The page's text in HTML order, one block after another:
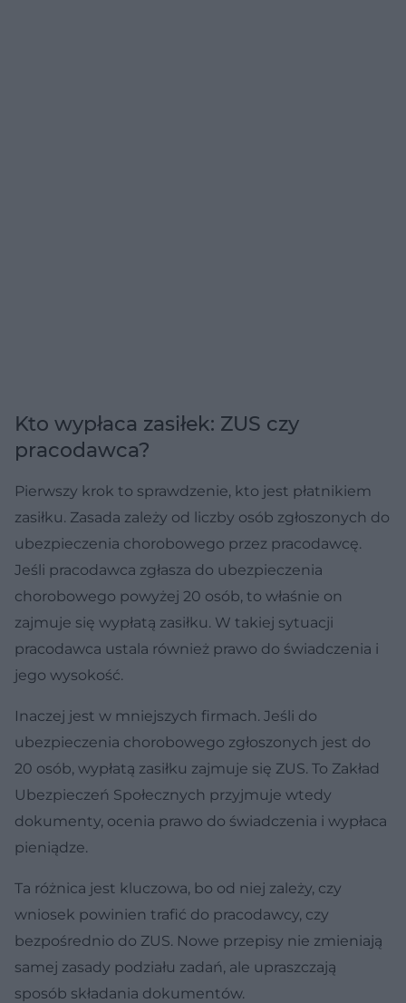
Kto wypłaca zasiłek: ZUS czy
pracodawca?
Pierwszy krok to sprawdzenie, kto jest płatnikiem
zasiłku. Zasada zależy od liczby osób zgłoszonych do
ubezpieczenia chorobowego przez pracodawcę.
Jeśli pracodawca zgłasza do ubezpieczenia
chorobowego powyżej 20 osób, to właśnie on
zajmuje się wypłatą zasiłku. W takiej sytuacji
pracodawca ustala również prawo do świadczenia i
jego wysokość.
Inaczej jest w mniejszych firmach. Jeśli do
ubezpieczenia chorobowego zgłoszonych jest do
20 osób, wypłatą zasiłku zajmuje się ZUS. To Zakład
Ubezpieczeń Społecznych przyjmuje wtedy
dokumenty, ocenia prawo do świadczenia i wypłaca
pieniądze.
Ta różnica jest kluczowa, bo od niej zależy, czy
wniosek powinien trafić do pracodawcy, czy
bezpośrednio do ZUS. Nowe przepisy nie zmieniają
samej zasady podziału zadań, ale upraszczają
sposób składania dokumentów.